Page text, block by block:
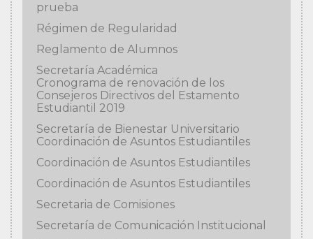
prueba
Régimen de Regularidad
Reglamento de Alumnos
Secretaría Académica
Cronograma de renovación de los
Consejeros Directivos del Estamento
Estudiantil 2019
Secretaría de Bienestar Universitario
Coordinación de Asuntos Estudiantiles
Coordinación de Asuntos Estudiantiles
Coordinación de Asuntos Estudiantiles
Secretaria de Comisiones
Secretaría de Comunicación Institucional